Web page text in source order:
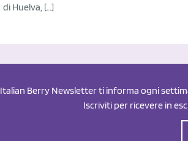
di Huelva, […]
Italian Berry Newsletter ti informa ogni
Iscriviti per ricevere in